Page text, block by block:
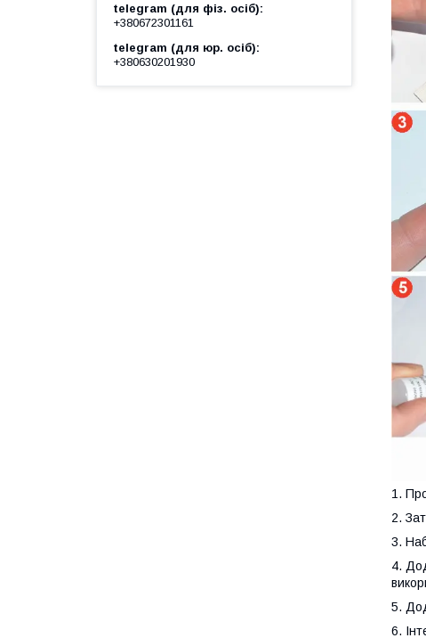
1.
2.
3.
4.
5.
6.
telegram (для фіз. осіб)
+380672301161
telegram (для юр. осіб)
+380630201930